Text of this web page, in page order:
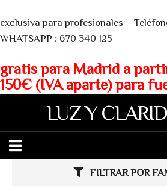
exclusiva para profesionales -
WHATSAPP : 670 340 125
gratis para Madrid a
150€ (IVA aparte) para
LUZ Y
FILTRAR POR
Más info